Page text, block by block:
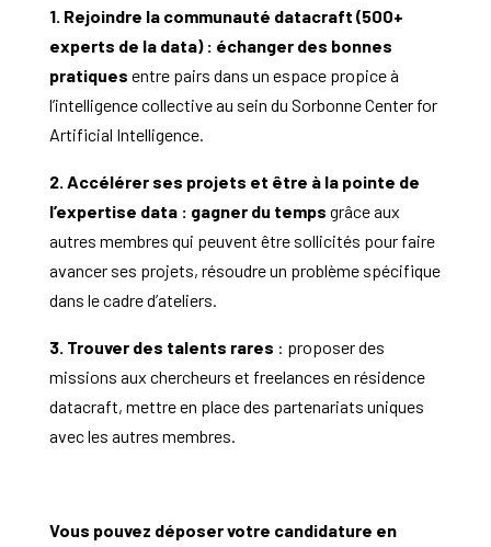
1. Rejoindre la communauté datacraft (500+
experts de la data) : échanger des bonnes
pratiques entre pairs dans un espace propice à
l’intelligence collective au sein du Sorbonne Center for
Artificial Intelligence.
2. Accélérer ses projets et être à la pointe de
l’expertise data : gagner du temps grâce aux
autres membres qui peuvent être sollicités pour faire
avancer ses projets, résoudre un problème spécifique
dans le cadre d’ateliers.
3. Trouver des talents rares : proposer des
missions aux chercheurs et freelances en résidence
datacraft, mettre en place des partenariats uniques
avec les autres membres.
Vous pouvez déposer votre candidature en